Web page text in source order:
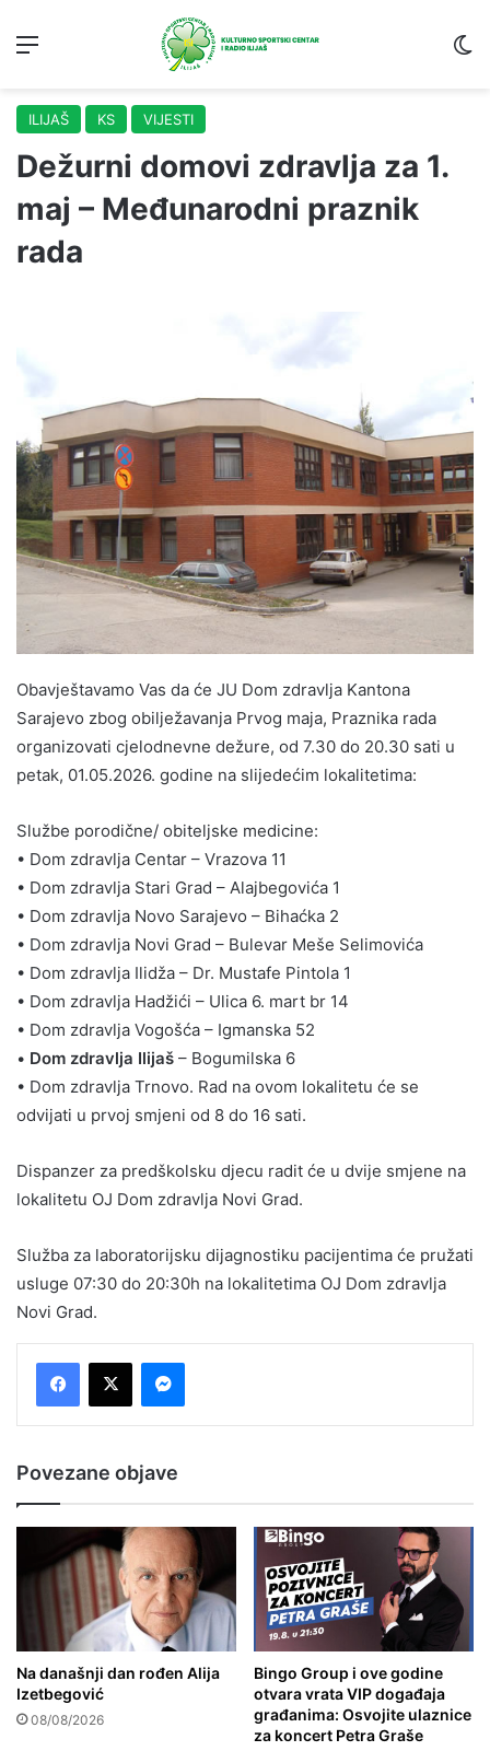
ILIJAŠ KS VIJESTI
Dežurni domovi zdravlja za 1.
maj – Međunarodni praznik
rada
Obavještavamo Vas da će JU Dom zdravlja Kantona
Sarajevo zbog obilježavanja Prvog maja, Praznika rada
organizovati cjelodnevne dežure, od 7.30 do 20.30 sati u
petak, 01.05.2026. godine na slijedećim lokalitetima:
Službe porodične/ obiteljske medicine:
• Dom zdravlja Centar – Vrazova 11
• Dom zdravlja Stari Grad – Alajbegovića 1
• Dom zdravlja Novo Sarajevo – Bihaćka 2
• Dom zdravlja Novi Grad – Bulevar Meše Selimovića
• Dom zdravlja Ilidža – Dr. Mustafe Pintola 1
• Dom zdravlja Hadžići – Ulica 6. mart br 14
• Dom zdravlja Vogošća – Igmanska 52
• Dom zdravlja Ilijaš – Bogumilska 6
• Dom zdravlja Trnovo. Rad na ovom lokalitetu će se
odvijati u prvoj smjeni od 8 do 16 sati.
Dispanzer za predškolsku djecu radit će u dvije smjene na
lokalitetu OJ Dom zdravlja Novi Grad.
Služba za laboratorijsku dijagnostiku pacijentima će pružati
usluge 07:30 do 20:30h na lokalitetima OJ Dom zdravlja
Novi Grad.
Povezane objave
Na današnji dan rođen Alija
Izetbegović
08/08/2026
Bingo Group i ove godine
otvara vrata VIP događaja
građanima: Osvojite ulaznice
za koncert Petra Graše